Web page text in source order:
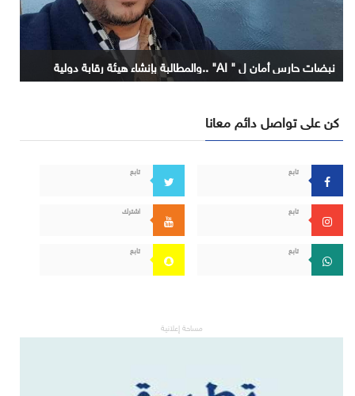
نبضات حارس أمان ل " AI" ..والمطالبة بإنشاء هيئة رقابة دولية
كن على تواصل دائم معانا
تابع تابع
تابع اشترك
تابع تابع
مساحة إعلانية